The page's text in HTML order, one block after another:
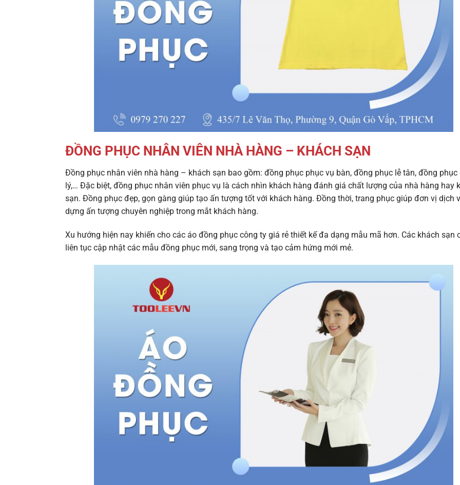
ĐỒNG PHỤC NHÂN VIÊN NHÀ HÀNG – KHÁCH SẠN
Đồng phục nhân viên nhà hàng – khách sạn bao gồm: đồng phục phục vụ bàn, đồng phục lễ tân, đồng phục
lý,… Đặc biệt, đồng phục nhân viên phục vụ là cách nhìn khách hàng đánh giá chất lượng của nhà hàng hay
sạn. Đồng phục đẹp, gọn gàng giúp tạo ấn tượng tốt với khách hàng. Đồng thời, trang phục giúp đơn vị dịch
dựng ấn tượng chuyên nghiệp trong mắt khách hàng.
Xu hướng hiện nay khiến cho các áo đồng phục công ty giá rẻ thiết kế đa dạng mẫu mã hơn. Các khách sạn
liên tục cập nhật các mẫu đồng phục mới, sang trọng và tạo cảm hứng mới mẻ.